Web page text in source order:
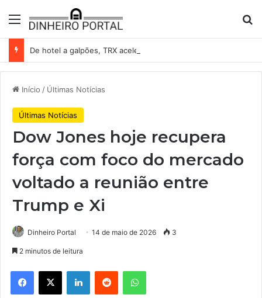
Menu
Início / Últimas Notícias
Últimas Notícias
Dow Jones hoje recupera
força com foco do mercado
voltado a reunião entre
Trump e Xi
Dinheiro Portal 14 de maio de 2026 3
2 minutos de leitura
Facebook
X LinkedinReddit WhatsApp